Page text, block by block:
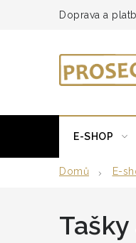
Doprava a
E-SHOP
Domů E-